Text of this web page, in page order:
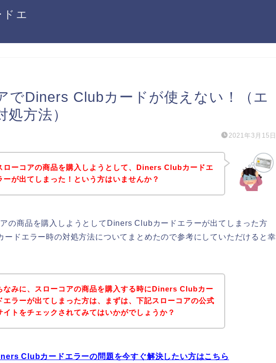
エ
でDiners Clubカードが使えない！（エ
処方法）
2021年3月15日
ローコアの商品を購入しようとして、Diners Clubカードエ
ーが出てしまった！という方はいませんか？
の商品を購入しようとしてDiners Clubカードエラーが出てしまった方
ードエラー時の対処方法についてまとめたので参考にしていただけると幸
なみに、スローコアの商品を購入する時にDiners Clubカー
エラーが出てしまった方は、まずは、下記スローコアの公式
イトをチェックされてみてはいかがでしょうか？
Clubカードエラーの問題を今すぐ解決したい方はこちら